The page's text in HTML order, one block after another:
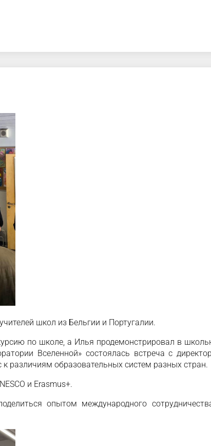
школ из Бельгии и Португалии.
по школе, а Илья продемонстрировал в
Вселенной» состоялась встреча с
различиям образовательных систем разных стран.
и Erasmus+.
опытом международного